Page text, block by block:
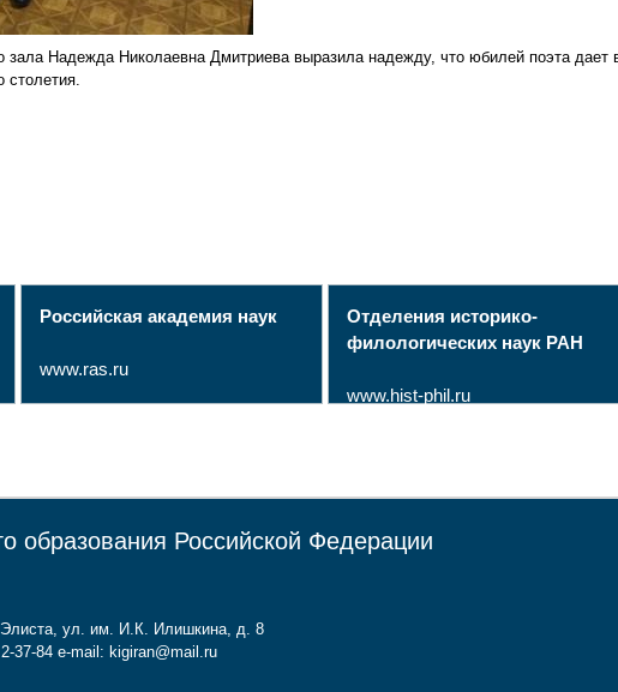
зала Надежда Николаевна Дмитриева выразила надежду, что юбилей поэта
столетия.
Российская академия наук
www.ras.ru
Отделения историко-
филологических наук РАН
www.hist-phil.ru
образования Российской Федерации
Элиста, ул. им. И.К. Илишкина, д. 8
37-84 e-mail: kigiran@mail.ru